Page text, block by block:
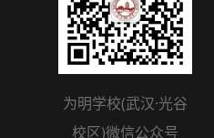
为明学校(武汉·光谷
校区)微信公众号